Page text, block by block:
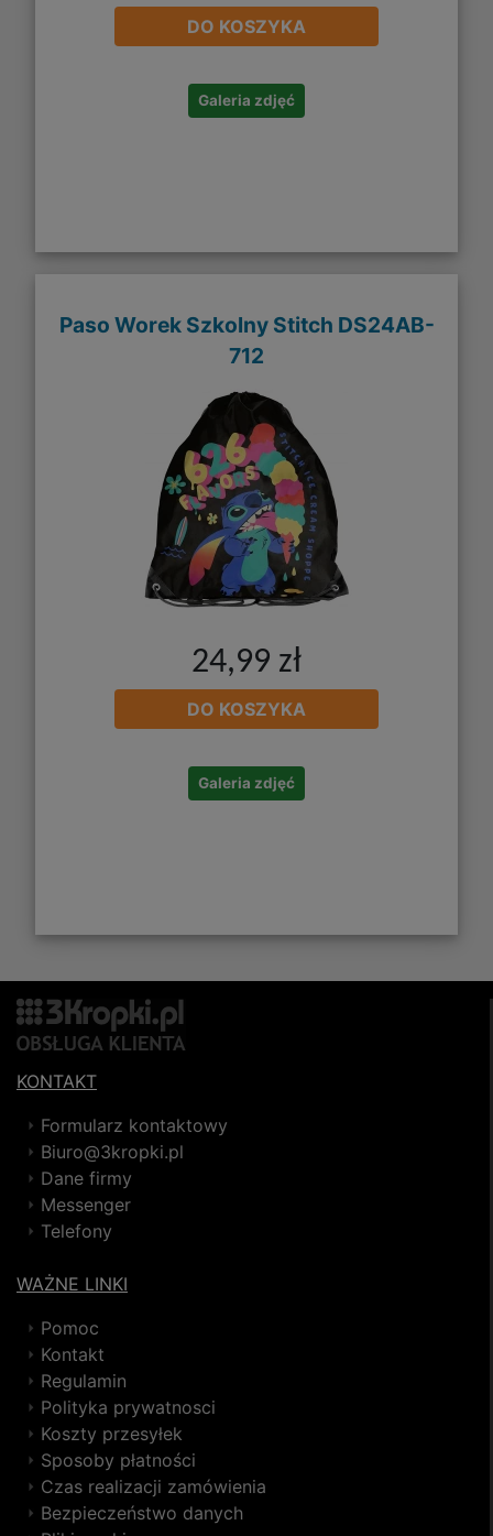
DO KOSZYKA
Galeria zdjęć
Paso Worek Szkolny Stitch DS24AB-
712
24,99 zł
DO KOSZYKA
Galeria zdjęć
KONTAKT
Formularz kontaktowy
Biuro@3kropki.pl
Dane firmy
Messenger
Telefony
WAŻNE LINKI
Pomoc
Kontakt
Regulamin
Polityka prywatnosci
Koszty przesyłek
Sposoby płatności
Czas realizacji zamówienia
Bezpieczeństwo danych